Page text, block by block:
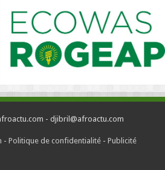
- djibril@afroactu.com
- Politique de confidentialité- Publicité